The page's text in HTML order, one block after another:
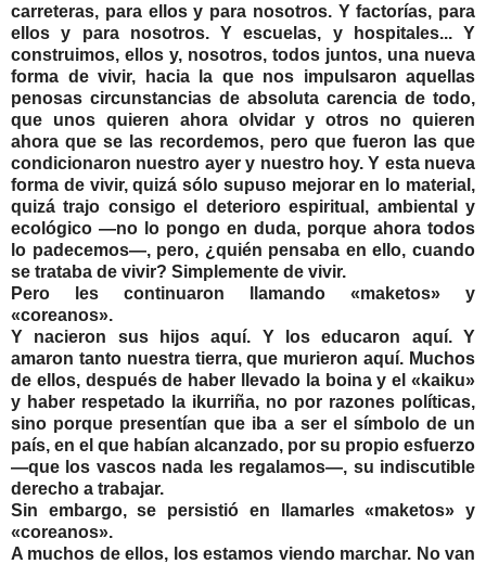
carreteras, para ellos y para nosotros. Y factorías, para
ellos y para nosotros. Y escuelas, y hospitales... Y
construimos, ellos y, nosotros, todos juntos, una nueva
forma de vivir, hacia la que nos impulsaron aquellas
penosas circunstancias de absoluta carencia de todo,
que unos quieren ahora olvidar y otros no quieren
ahora que se las recordemos, pero que fueron las que
condicionaron nuestro ayer y nuestro hoy. Y esta nueva
forma de vivir, quizá sólo supuso mejorar en lo material,
quizá trajo consigo el deterioro espiritual, ambiental y
ecológico —no lo pongo en duda, porque ahora todos
lo padecemos—, pero, ¿quién pensaba en ello, cuando
se trataba de vivir? Simplemente de vivir.
Pero les continuaron llamando «maketos» y
«coreanos».
Y nacieron sus hijos aquí. Y los educaron aquí. Y
amaron tanto nuestra tierra, que murieron aquí. Muchos
de ellos, después de haber llevado la boina y el «kaiku»
y haber respetado la ikurriña, no por razones políticas,
sino porque presentían que iba a ser el símbolo de un
país, en el que habían alcanzado, por su propio esfuerzo
—que los vascos nada les regalamos—, su indiscutible
derecho a trabajar.
Sin embargo, se persistió en llamarles «maketos» y
«coreanos».
A muchos de ellos, los estamos viendo marchar. No van